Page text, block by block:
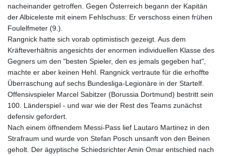
nacheinander getroffen. Gegen Österreich begann der Kapitän
der Albiceleste mit einem Fehlschuss: Er verschoss einen frühen
Foulelfmeter (9.).
Rangnick hatte sich vorab optimistisch gezeigt. Aus dem
Kräfteverhältnis angesichts der enormen individuellen Klasse des
Gegners um den "besten Spieler, den es jemals gegeben hat",
machte er aber keinen Hehl. Rangnick vertraute für die erhoffte
Überraschung auf sechs Bundesliga-Legionäre in der Startelf.
Offensivspieler Marcel Sabitzer (Borussia Dortmund) bestritt sein
100. Länderspiel - und war wie der Rest des Teams zunächst
defensiv gefordert.
Nach einem öffnendem Messi-Pass lief Lautaro Martinez in den
Strafraum und wurde von Stefan Posch unsanft von den Beinen
geholt. Der ägyptische Schiedsrichter Amin Omar entschied nach